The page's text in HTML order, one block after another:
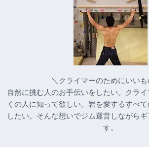
＼クライマーのためにいいも
自然に挑む人のお手伝いをしたい。クラ
くの人に知って欲しい。岩を愛するすべ
したい。そんな想いでジム運営しながら
す。